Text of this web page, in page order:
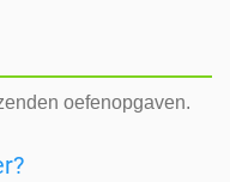
oefenopgaven.